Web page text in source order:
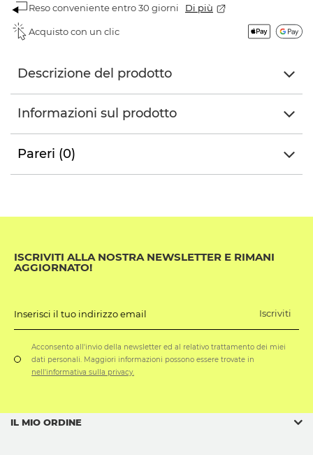
Reso conveniente entro 30 giorni Di più
Acquisto con un clic
Descrizione del prodotto
Informazioni sul prodotto
Pareri (0)
ISCRIVITI ALLA NOSTRA NEWSLETTER E RIMANI
AGGIORNATO!
Inserisci il tuo indirizzo email Iscriviti
Acconsento all'invio della newsletter ed al relativo trattamento dei miei
dati personali. Maggiori informazioni possono essere trovate in
nell'informativa sulla privacy.
IL MIO ORDINE